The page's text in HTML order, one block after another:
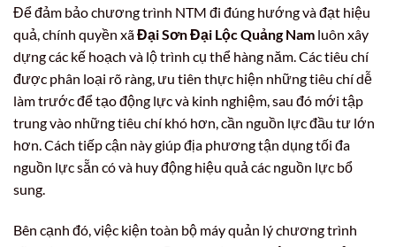
Để đảm bảo chương trình NTM đi đúng hướng và đạt hiệu
quả, chính quyền xãĐại Sơn Đại Lộc Quảng Nam luôn xây
dựng các kế hoạch và lộ trình cụ thể hàng năm. Các tiêu chí
được phân loại rõ ràng, ưu tiên thực hiện những tiêu chí dễ
làm trước để tạo động lực và kinh nghiệm, sau đó mới tập
trung vào những tiêu chí khó hơn, cần nguồn lực đầu tư lớn
hơn. Cách tiếp cận này giúp địa phương tận dụng tối đa
nguồn lực sẵn có và huy động hiệu quả các nguồn lực bổ
sung.
Bên cạnh đó, việc kiện toàn bộ máy quản lý chương trình